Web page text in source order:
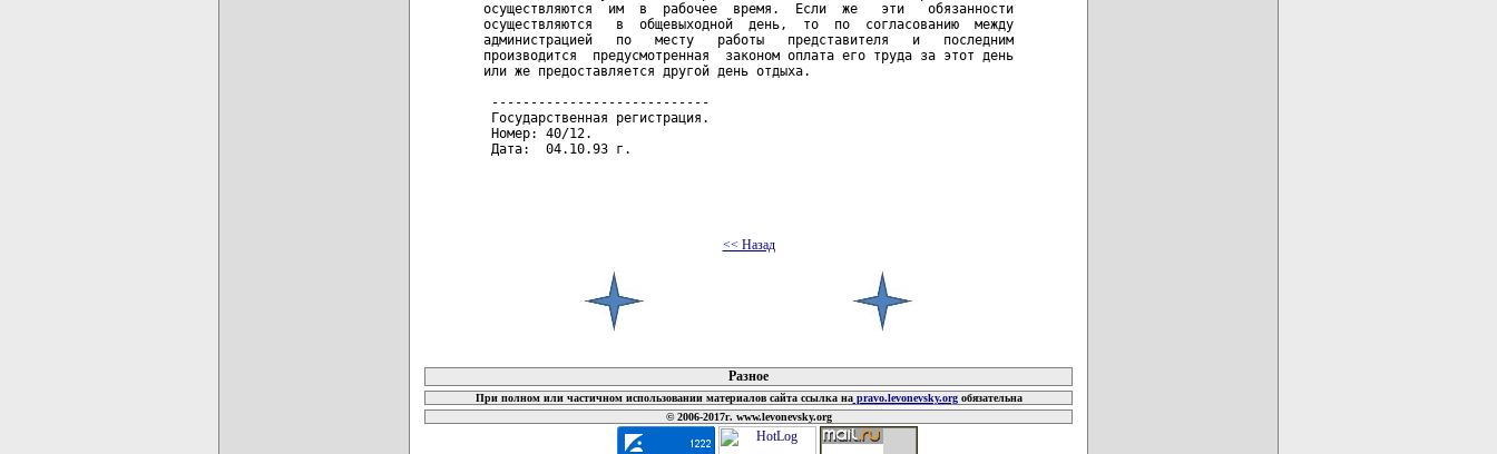
осуществляются  им  в  рабочее  время.  Если  же   эти   обязанности
осуществляются   в  общевыходной  день,  то  по  согласованию  между
администрацией   по   месту   работы   представителя   и   последним
производится  предусмотренная  законом оплата его труда за этот день
или же предоставляется другой день отдыха.
----------------------------
Государственная регистрация.
Номер: 40/12.
Дата:  04.10.93 г.
<< Назад
Разное
При полном или частичном использовании материалов сайта ссылка наpravo.levonevsky.orgобязательна
© 2006-2017г. www.levonevsky.org